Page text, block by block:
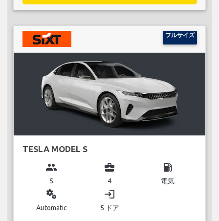
フルサイズ
TESLA MODEL S
group
5
business_center
4
local_gas_station
電気
miscellaneous_services
Automatic
login
5 ドア